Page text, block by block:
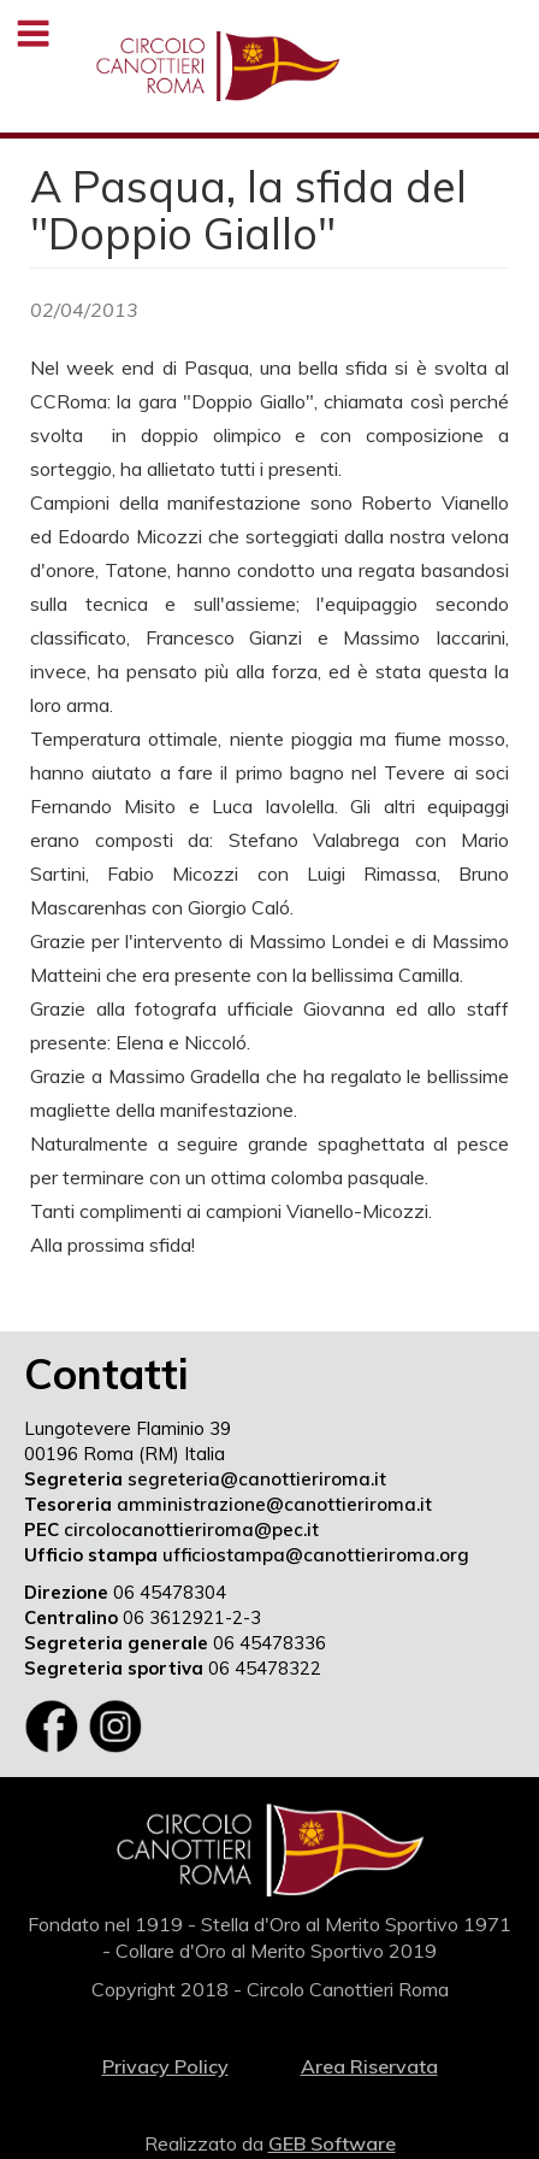
Salta
A Pasqua, la sfida del
"Doppio Giallo"
02/04/2013
Nel week end di Pasqua, una bella sfida si è svolta al
CCRoma: la gara "Doppio Giallo", chiamata così perché
svolta in doppio olimpico e con composizione a
sorteggio, ha allietato tutti i presenti.
Campioni della manifestazione sono Roberto Vianello
ed Edoardo Micozzi che sorteggiati dalla nostra velona
d'onore, Tatone, hanno condotto una regata basandosi
sulla tecnica e sull'assieme; l'equipaggio secondo
classificato, Francesco Gianzi e Massimo Iaccarini,
invece, ha pensato più alla forza, ed è stata questa la
loro arma.
Temperatura ottimale, niente pioggia ma fiume mosso,
hanno aiutato a fare il primo bagno nel Tevere ai soci
Fernando Misito e Luca Iavolella. Gli altri equipaggi
erano composti da: Stefano Valabrega con Mario
Sartini, Fabio Micozzi con Luigi Rimassa, Bruno
Mascarenhas con Giorgio Caló.
Grazie per l'intervento di Massimo Londei e di Massimo
Matteini che era presente con la bellissima Camilla.
Grazie alla fotografa ufficiale Giovanna ed allo staff
presente: Elena e Niccoló.
Grazie a Massimo Gradella che ha regalato le bellissime
magliette della manifestazione.
Naturalmente a seguire grande spaghettata al pesce
per terminare con un ottima colomba pasquale.
Tanti complimenti ai campioni Vianello-Micozzi.
Alla prossima sfida!
Contatti
Lungotevere Flaminio 39
00196 Roma (RM) Italia
Segreteria segreteria@canottieriroma.it
Tesoreria amministrazione@canottieriroma.it
PEC circolocanottieriroma@pec.it
Ufficio stampa ufficiostampa@canottieriroma.org
Direzione 06 45478304
Centralino 06 3612921-2-3
Segreteria generale 06 45478336
Segreteria sportiva 06 45478322
Fondato nel 1919 - Stella d'Oro al Merito Sportivo 1971
- Collare d'Oro al Merito Sportivo 2019
Copyright 2018 - Circolo Canottieri Roma
Privacy Policy Area Riservata
Realizzato da GEB Software